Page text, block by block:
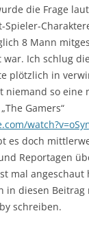
die Frage
8 Mann
Ich schlug
plötzlich in
niemand so eine
Gamers“
es doch
Reportagen
mal angeschaut
in diesen Beitrag
schreiben.